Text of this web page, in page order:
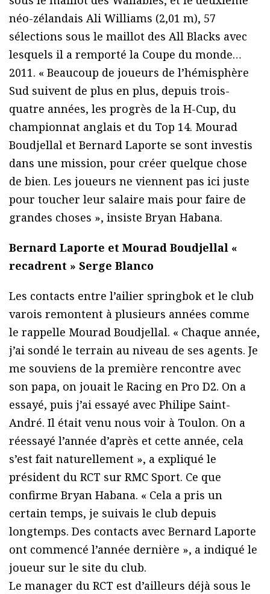
néo-zélandais Ali Williams (2,01 m), 57
sélections sous le maillot des All Blacks avec
lesquels il a remporté la Coupe du monde…
2011. « Beaucoup de joueurs de l’hémisphère
Sud suivent de plus en plus, depuis trois-
quatre années, les progrès de la H-Cup, du
championnat anglais et du Top 14. Mourad
Boudjellal et Bernard Laporte se sont investis
dans une mission, pour créer quelque chose
de bien. Les joueurs ne viennent pas ici juste
pour toucher leur salaire mais pour faire de
grandes choses », insiste Bryan Habana.
Bernard Laporte et Mourad Boudjellal «
recadrent » Serge Blanco
Les contacts entre l’ailier springbok et le club
varois remontent à plusieurs années comme
le rappelle Mourad Boudjellal. « Chaque année,
j’ai sondé le terrain au niveau de ses agents. Je
me souviens de la première rencontre avec
son papa, on jouait le Racing en Pro D2. On a
essayé, puis j’ai essayé avec Philipe Saint-
André. Il était venu nous voir à Toulon. On a
réessayé l’année d’après et cette année, cela
s’est fait naturellement », a expliqué le
président du RCT sur RMC Sport. Ce que
confirme Bryan Habana. « Cela a pris un
certain temps, je suivais le club depuis
longtemps. Des contacts avec Bernard Laporte
ont commencé l’année dernière », a indiqué le
joueur sur le site du club.
Le manager du RCT est d’ailleurs déjà sous le